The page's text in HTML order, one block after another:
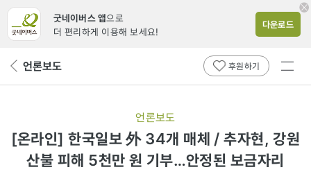
굿네이버스 앱으로
더 편리하게 이용해 보세요!
다운로드
뒤 언론보도 후원하기
전체
언론보도
[온라인] 한국일보 外 34개 매체 / 추자현, 강원
산불 피해 5천만 원 기부…안정된 보금자리